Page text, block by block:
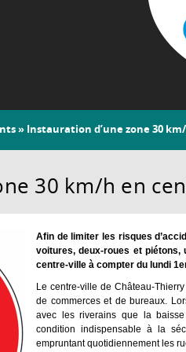
» Instauration d’une zone 30
30 km/h en
Afin de limiter les risques
voitures, deux-roues et piétons,
centre-ville à compter du lundi
Le centre-ville de Château-
de commerces et de bureaux.
avec les riverains que la
condition indispensable à la
empruntant quotidiennement les